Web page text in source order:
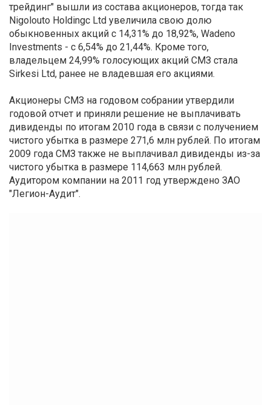
трейдинг" вышли из состава акционеров, тогда так
Nigolouto Holdingc Ltd увеличила свою долю
обыкновенных акций с 14,31% до 18,92%, Wadeno
Investments - с 6,54% до 21,44%. Кроме того,
владельцем 24,99% голосующих акций СМЗ стала
Sirkesi Ltd, ранее не владевшая его акциями.
Акционеры СМЗ на годовом собрании утвердили
годовой отчет и приняли решение не выплачивать
дивиденды по итогам 2010 года в связи с получением
чистого убытка в размере 271,6 млн рублей. По итогам
2009 года СМЗ также не выплачивал дивиденды из-за
чистого убытка в размере 114,663 млн рублей.
Аудитором компании на 2011 год утверждено ЗАО
"Легион-Аудит".